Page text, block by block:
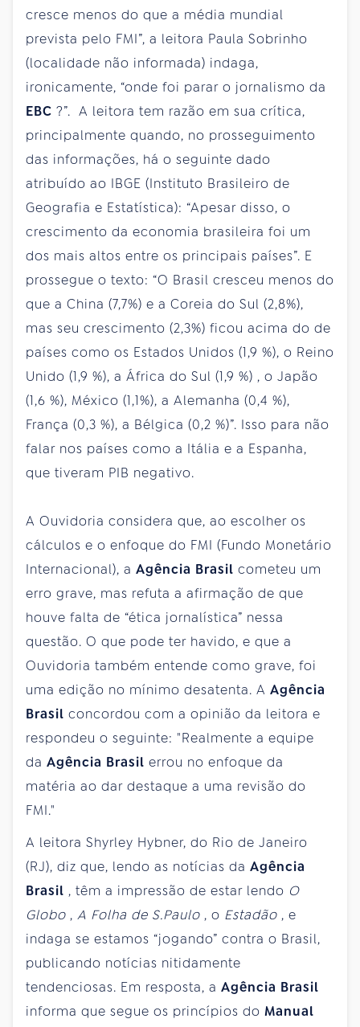
cresce menos do que a média mundial
prevista pelo FMI”, a leitora Paula Sobrinho
(localidade não informada) indaga,
ironicamente, “onde foi parar o jornalismo da
EBC ?”. A leitora tem razão em sua crítica,
principalmente quando, no prosseguimento
das informações, há o seguinte dado
atribuído ao IBGE (Instituto Brasileiro de
Geografia e Estatística): “Apesar disso, o
crescimento da economia brasileira foi um
dos mais altos entre os principais países”. E
prossegue o texto: “O Brasil cresceu menos do
que a China (7,7%) e a Coreia do Sul (2,8%),
mas seu crescimento (2,3%) ficou acima do de
países como os Estados Unidos (1,9 %), o Reino
Unido (1,9 %), a África do Sul (1,9 %) , o Japão
(1,6 %), México (1,1%), a Alemanha (0,4 %),
França (0,3 %), a Bélgica (0,2 %)”. Isso para não
falar nos países como a Itália e a Espanha,
que tiveram PIB negativo.
A Ouvidoria considera que, ao escolher os
cálculos e o enfoque do FMI (Fundo Monetário
Internacional), a Agência Brasil cometeu um
erro grave, mas refuta a afirmação de que
houve falta de “ética jornalística” nessa
questão. O que pode ter havido, e que a
Ouvidoria também entende como grave, foi
uma edição no mínimo desatenta. A Agência
Brasil concordou com a opinião da leitora e
respondeu o seguinte: "Realmente a equipe
da Agência Brasil errou no enfoque da
matéria ao dar destaque a uma revisão do
FMI."
A leitora Shyrley Hybner, do Rio de Janeiro
(RJ), diz que, lendo as notícias da Agência
Brasil , têm a impressão de estar lendo O
Globo , A Folha de S.Paulo , o Estadão , e
indaga se estamos “jogando” contra o Brasil,
publicando notícias nitidamente
tendenciosas. Em resposta, a Agência Brasil
informa que segue os princípios do Manual